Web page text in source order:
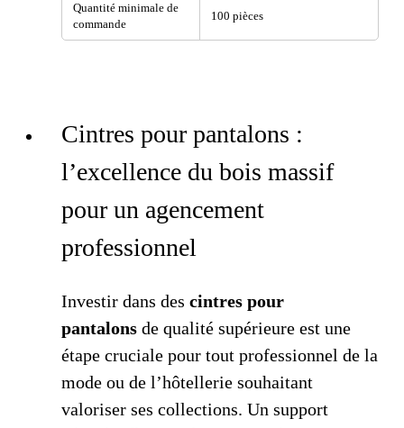
Quantité minimale de
commande
100 pièces
Cintres pour pantalons :
l’excellence du bois massif
pour un agencement
professionnel
Investir dans des cintres pour
pantalons de qualité supérieure est une
étape cruciale pour tout professionnel de la
mode ou de l’hôtellerie souhaitant
valoriser ses collections. Un support